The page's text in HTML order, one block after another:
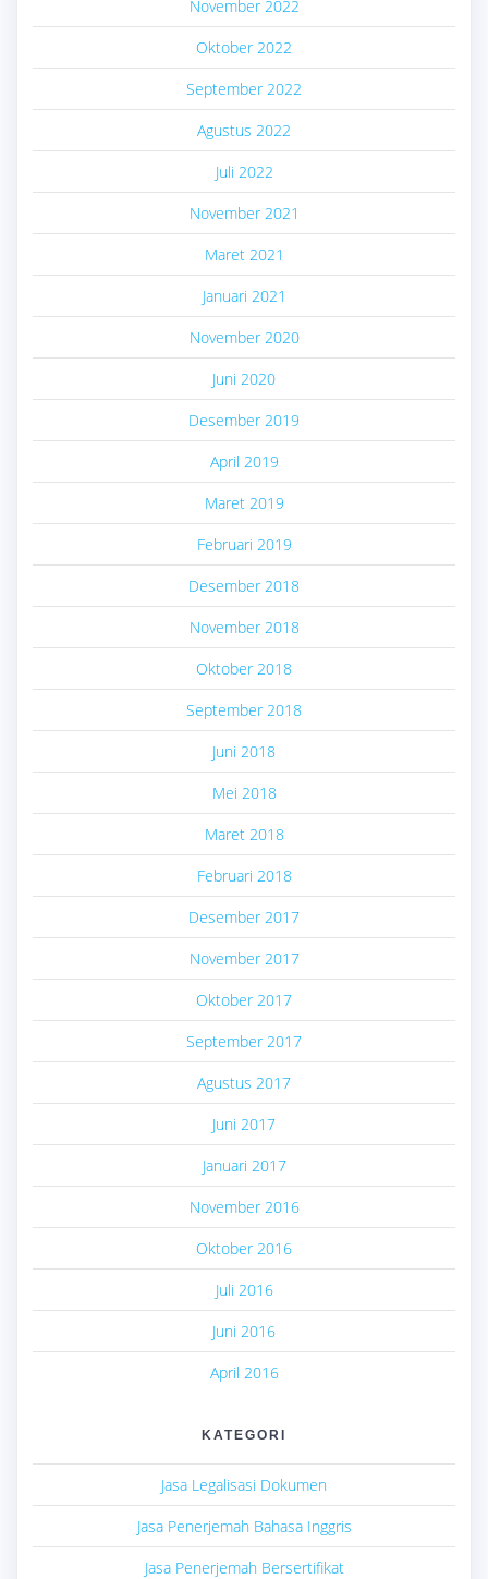
November 2022
Oktober 2022
September 2022
Agustus 2022
Juli 2022
November 2021
Maret 2021
Januari 2021
November 2020
Juni 2020
Desember 2019
April 2019
Maret 2019
Februari 2019
Desember 2018
November 2018
Oktober 2018
September 2018
Juni 2018
Mei 2018
Maret 2018
Februari 2018
Desember 2017
November 2017
Oktober 2017
September 2017
Agustus 2017
Juni 2017
Januari 2017
November 2016
Oktober 2016
Juli 2016
Juni 2016
April 2016
KATEGORI
Jasa Legalisasi Dokumen
Jasa Penerjemah Bahasa Inggris
Jasa Penerjemah Bersertifikat